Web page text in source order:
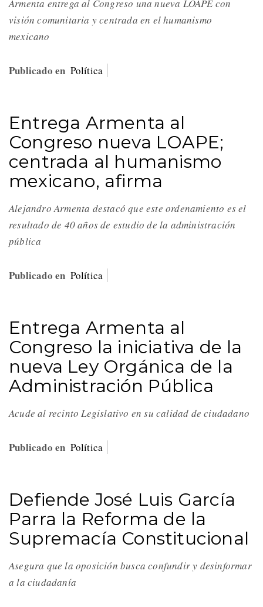
Armenta entrega al Congreso una nueva LOAPE con
visión comunitaria y centrada en el humanismo
mexicano
Publicado en Política
Entrega Armenta al
Congreso nueva LOAPE;
centrada al humanismo
mexicano, afirma
Alejandro Armenta destacó que este ordenamiento es el
resultado de 40 años de estudio de la administración
pública
Publicado en Política
Entrega Armenta al
Congreso la iniciativa de la
nueva Ley Orgánica de la
Administración Pública
Acude al recinto Legislativo en su calidad de ciudadano
Publicado en Política
Defiende José Luis García
Parra la Reforma de la
Supremacía Constitucional
Asegura que la oposición busca confundir y desinformar
a la ciudadanía